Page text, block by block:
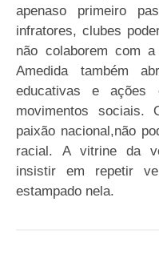
apenaso primeiro
infratores, clubes
não colaborem com
Amedida também
educativas e ações
movimentos
paixão nacional,não
racial. A vitrine da
insistir em repetir
estampado nela.